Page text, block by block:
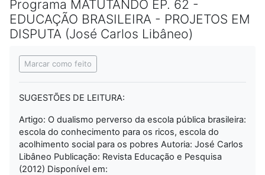
Programa MATUTANDO EP. 62 -
EDUCAÇÃO BRASILEIRA - PROJETOS EM
DISPUTA (José Carlos Libâneo)
Marcar como feito
SUGESTÕES DE LEITURA:
Artigo: O dualismo perverso da escola pública brasileira:
escola do conhecimento para os ricos, escola do
acolhimento social para os pobres Autoria: José Carlos
Libâneo Publicação: Revista Educação e Pesquisa
(2012) Disponível em: